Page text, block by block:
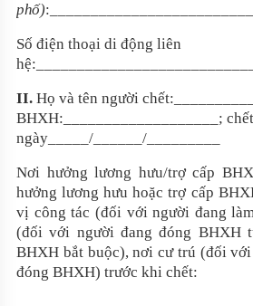
phố)
Số điện thoại di động liên
II. Họ và tên người
BHXH:___________________; chết
ngày_____/______/_________
Nơi hưởng lương hưu/trợ cấp
hưởng lương hưu hoặc trợ cấp
vị công tác (đối với người đang
(đối với người đang đóng BHXH
BHXH bắt buộc), nơi cư trú (đối
đóng BHXH) trước khi chết: